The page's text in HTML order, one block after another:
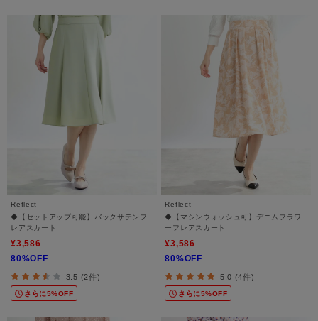
Reflect
◆【セットアップ可能】バックサテンフ
レアスカート
¥3,586
80%OFF
3.5 (2件)
さらに5%OFF
Reflect
◆【マシンウォッシュ可】デニムフラワ
ーフレアスカート
¥3,586
80%OFF
5.0 (4件)
さらに5%OFF